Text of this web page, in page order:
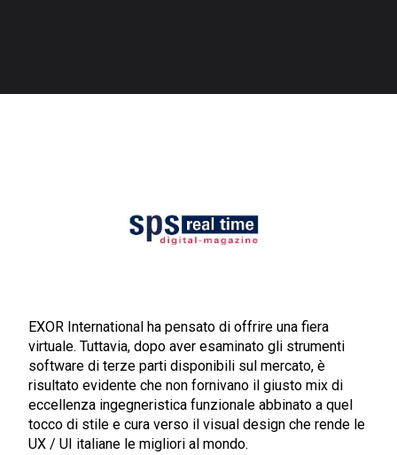
EXOR International ha pensato di offrire una fiera
virtuale. Tuttavia, dopo aver esaminato gli strumenti
software di terze parti disponibili sul mercato, è
risultato evidente che non fornivano il giusto mix di
eccellenza ingegneristica funzionale abbinato a quel
tocco di stile e cura verso il visual design che rende le
UX / UI italiane le migliori al mondo.